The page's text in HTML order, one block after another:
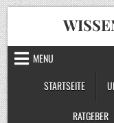
Skip
to
content
MENU
STARTSEITE
RATGEBER